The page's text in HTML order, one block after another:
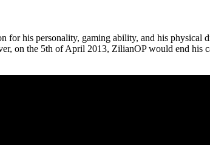
his personality, gaming ability, and his physical
on the 5th of April 2013, ZilianOP would end his